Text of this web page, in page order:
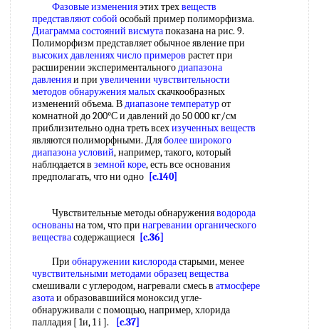
Фазовые измененияэтих трехвеществ
представляютсобой особый пример полиморфизма.
Диаграмма состояний висмутапоказана на рис. 9.
Полиморфизм представляет обычное явление при
высоких давленияхчисло примеров растет при
расширении экспериментальногодиапазона
давленияи при увеличении чувствительности
методов обнаружения малыхскачкообразных
изменений объема. Вдиапазоне температурот
комнатной до 200°С и давлений до 50 000 кг/см
приблизительно одна треть всехизученных веществ
являются полиморфными. Дляболее широкого
диапазона условий, например, такого, который
наблюдается в земной коре, есть все основания
предполагать, что ни одно [c.140]
Чувствительные методы обнаруженияводорода
основанына том, что при нагревании органического
веществасодержащиеся [c.36]
При обнаружении кислородастарыми, менее
чувствительными методами образец вещества
смешивали с углеродом, нагревали смесь в атмосфере
азотаи образовавшийся моноксид угле-
обнаруживали с помощью, например, хлорида
палладия [ 1и, 1 i ].
[c.37]